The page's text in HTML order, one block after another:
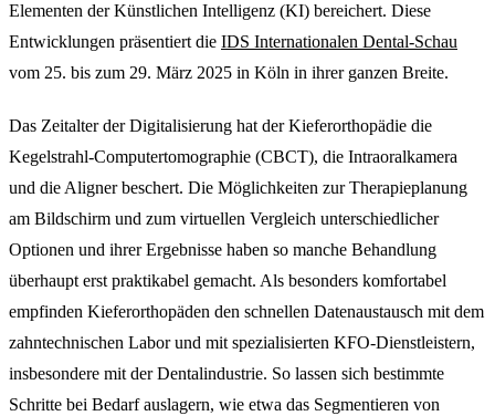
Elementen der Künstlichen Intelligenz (KI) bereichert. Diese
Entwicklungen präsentiert die IDS Internationalen Dental-Schau
vom 25. bis zum 29. März 2025 in Köln in ihrer ganzen Breite.
Das Zeitalter der Digitalisierung hat der Kieferorthopädie die
Kegelstrahl-Computertomographie (CBCT), die Intraoralkamera
und die Aligner beschert. Die Möglichkeiten zur Therapieplanung
am Bildschirm und zum virtuellen Vergleich unterschiedlicher
Optionen und ihrer Ergebnisse haben so manche Behandlung
überhaupt erst praktikabel gemacht. Als besonders komfortabel
empfinden Kieferorthopäden den schnellen Datenaustausch mit dem
zahntechnischen Labor und mit spezialisierten KFO-Dienstleistern,
insbesondere mit der Dentalindustrie. So lassen sich bestimmte
Schritte bei Bedarf auslagern, wie etwa das Segmentieren von